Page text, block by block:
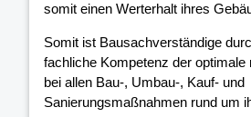
somit einen Werterhalt ihres
Somit ist Bausachverständige
fachliche Kompetenz der optimale
bei allen Bau-, Umbau-, Kauf- und
Sanierungsmaßnahmen rund um